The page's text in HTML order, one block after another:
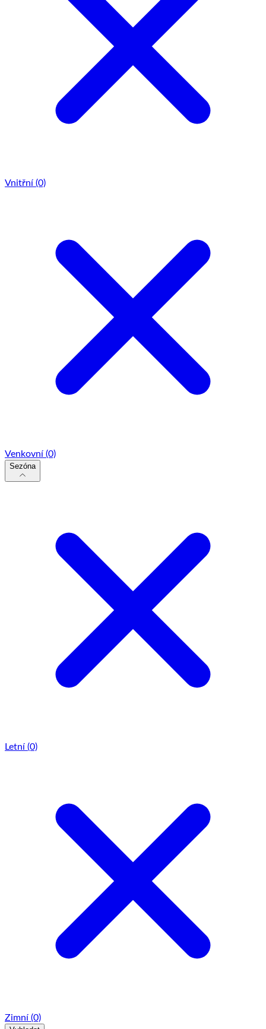
Vnitřní (0)
Venkovní (0)
Sezóna
Letní (0)
Zimní (0)